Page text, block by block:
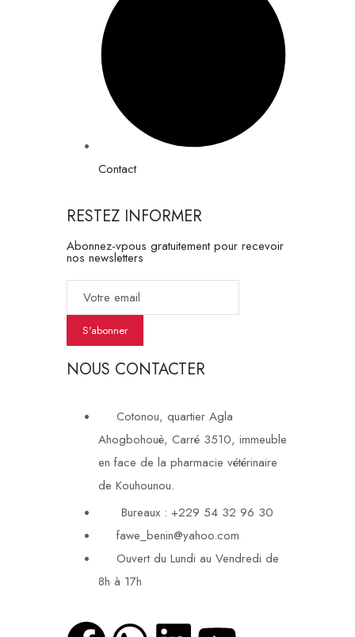
Contact
RESTEZ INFORMER
Abonnez-vpous gratuitement pour recevoir
nos newsletters
S'abonner
NOUS CONTACTER
Cotonou, quartier Agla
Ahogbohouè, Carré 3510, immeuble
en face de la pharmacie vétérinaire
de Kouhounou.
Bureaux : +229 54 32 96 30
fawe_benin@yahoo.com
Ouvert du Lundi au Vendredi de
8h à 17h